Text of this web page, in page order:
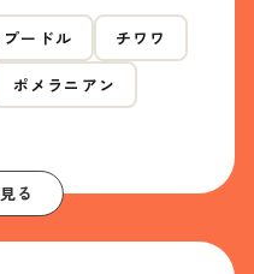
プードル チワワ
ポメラニアン
る